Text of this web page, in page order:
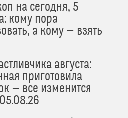
на сегодня, 5
кому пора
а кому — взять
августа:
приготовила
— все изменится